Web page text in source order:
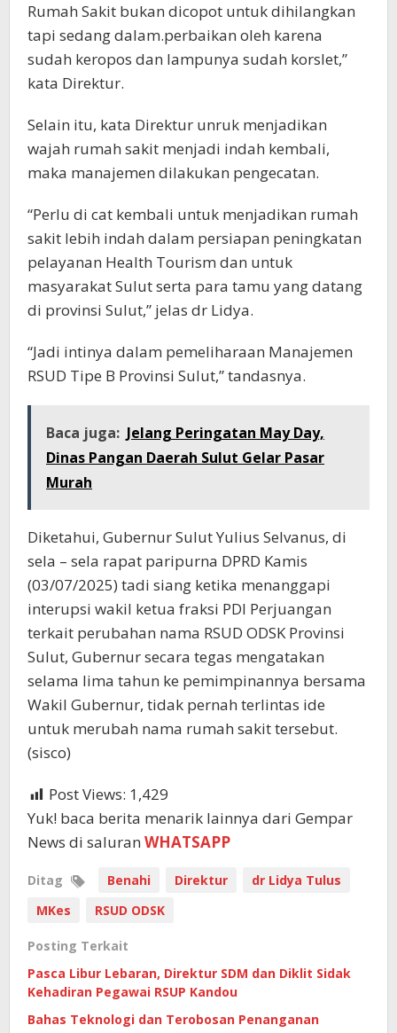
Rumah Sakit bukan dicopot untuk dihilangkan
tapi sedang dalam.perbaikan oleh karena
sudah keropos dan lampunya sudah korslet,”
kata Direktur.
Selain itu, kata Direktur unruk menjadikan
wajah rumah sakit menjadi indah kembali,
maka manajemen dilakukan pengecatan.
“Perlu di cat kembali untuk menjadikan rumah
sakit lebih indah dalam persiapan peningkatan
pelayanan Health Tourism dan untuk
masyarakat Sulut serta para tamu yang datang
di provinsi Sulut,” jelas dr Lidya.
“Jadi intinya dalam pemeliharaan Manajemen
RSUD Tipe B Provinsi Sulut,” tandasnya.
Baca juga: Jelang Peringatan May Day,
Dinas Pangan Daerah Sulut Gelar Pasar
Murah
Diketahui, Gubernur Sulut Yulius Selvanus, di
sela – sela rapat paripurna DPRD Kamis
(03/07/2025) tadi siang ketika menanggapi
interupsi wakil ketua fraksi PDI Perjuangan
terkait perubahan nama RSUD ODSK Provinsi
Sulut, Gubernur secara tegas mengatakan
selama lima tahun ke pemimpinannya bersama
Wakil Gubernur, tidak pernah terlintas ide
untuk merubah nama rumah sakit tersebut.
(sisco)
Post Views: 1,429
Yuk! baca berita menarik lainnya dari Gempar
News di saluran WHATSAPP
Ditag Benahi Direktur
dr Lidya Tulus
MKes
RSUD ODSK
Posting Terkait
Pasca Libur Lebaran, Direktur SDM dan Diklit Sidak
Kehadiran Pegawai RSUP Kandou
Bahas Teknologi dan Terobosan Penanganan